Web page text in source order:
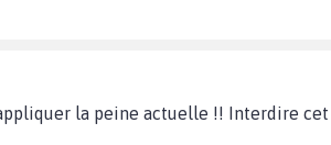
la peine actuelle !! Interdire